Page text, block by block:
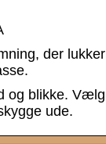
der lukker
og blikke. Vælg
ude.